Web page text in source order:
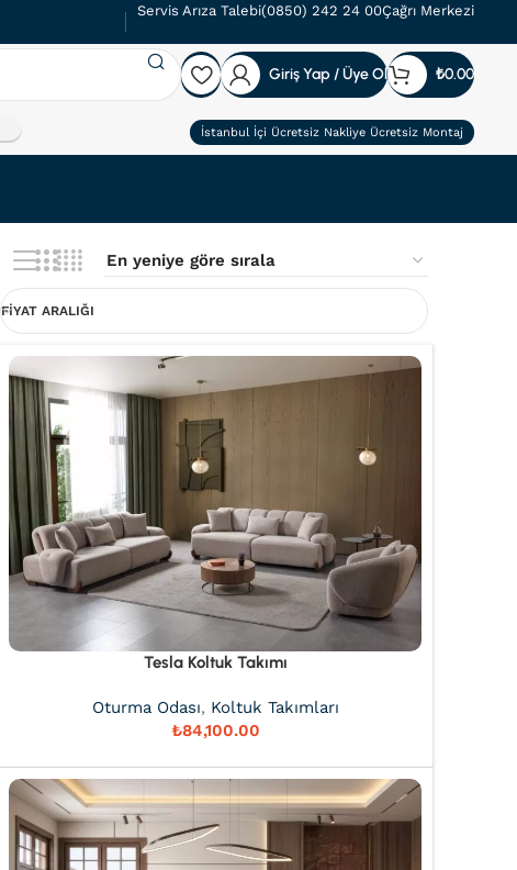
Servis Arıza Talebi(0850) 242 24 00Çağrı Merkezi
Giriş Yap / Üye Ol ₺0.00
İstanbul İçi Ücretsiz Nakliye Ücretsiz Montaj
FİYAT ARALIĞI
Tesla Koltuk Takımı
Oturma Odası, Koltuk Takımları
₺